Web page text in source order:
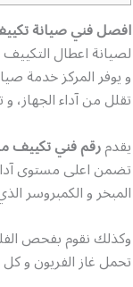
افصل فني صيانة
لصيانة اعطال
و يوفر المركز خدمة
تقلل من آداء الجهاز،
يقدمرقم فني تكييف
تضمن اعلى مستوى
المبخر و الكمبروسر
وكذلك نقوم بفحص
تحمل غاز الفريون و